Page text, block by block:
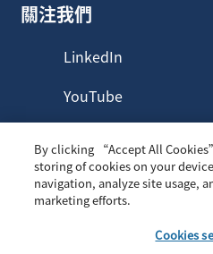
關注我們
LinkedIn
YouTube
© 2026年，威靈頓管理香
Holdings LLP的
By clicking “Accept All
storing of cookies on your
navigation, analyze site usage,
marketing efforts.
Cookies